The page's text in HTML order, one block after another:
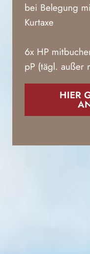
bei Belegung
Kurtaxe
6x HP
pP (tägl. außer
HIER